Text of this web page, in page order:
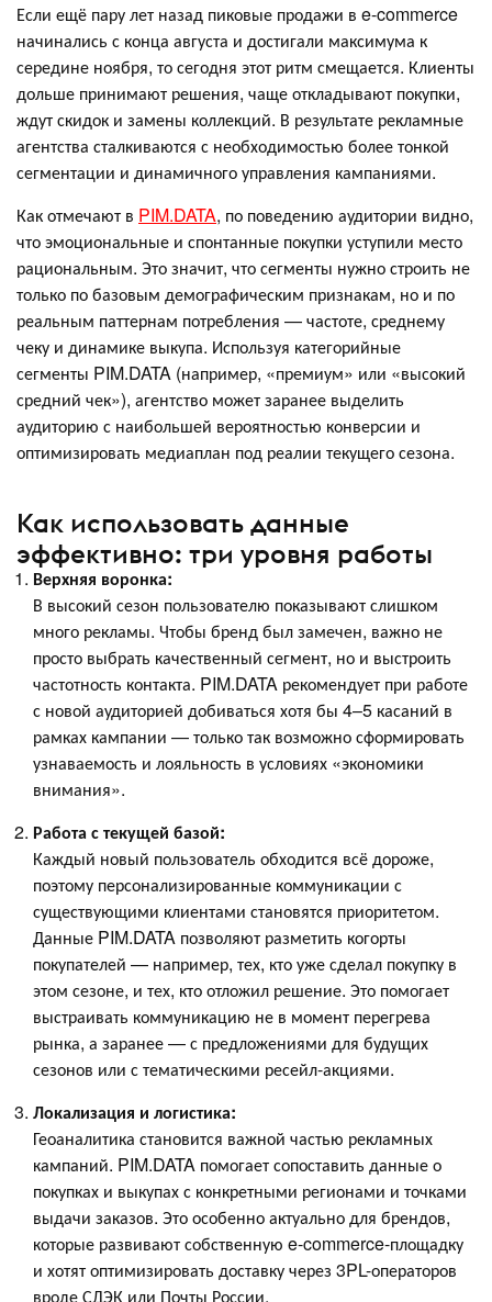
Если ещё пару лет назад пиковые продажи в e-commerce
начинались с конца августа и достигали максимума к
середине ноября, то сегодня этот ритм смещается. Клиенты
дольше принимают решения, чаще откладывают покупки,
ждут скидок и замены коллекций. В результате рекламные
агентства сталкиваются с необходимостью более тонкой
сегментации и динамичного управления кампаниями.
Как отмечают в PIM.DATA, по поведению аудитории видно,
что эмоциональные и спонтанные покупки уступили место
рациональным. Это значит, что сегменты нужно строить не
только по базовым демографическим признакам, но и по
реальным паттернам потребления — частоте, среднему
чеку и динамике выкупа. Используя категорийные
сегменты PIM.DATA (например, «премиум» или «высокий
средний чек»), агентство может заранее выделить
аудиторию с наибольшей вероятностью конверсии и
оптимизировать медиаплан под реалии текущего сезона.
Как использовать данные
эффективно: три уровня работы
Верхняя воронка:
В высокий сезон пользователю показывают слишком
много рекламы. Чтобы бренд был замечен, важно не
просто выбрать качественный сегмент, но и выстроить
частотность контакта. PIM.DATA рекомендует при работе
с новой аудиторией добиваться хотя бы 4–5 касаний в
рамках кампании — только так возможно сформировать
узнаваемость и лояльность в условиях «экономики
внимания».
Работа с текущей базой:
Каждый новый пользователь обходится всё дороже,
поэтому персонализированные коммуникации с
существующими клиентами становятся приоритетом.
Данные PIM.DATA позволяют разметить когорты
покупателей — например, тех, кто уже сделал покупку в
этом сезоне, и тех, кто отложил решение. Это помогает
выстраивать коммуникацию не в момент перегрева
рынка, а заранее — с предложениями для будущих
сезонов или с тематическими ресейл-акциями.
Локализация и логистика:
Геоаналитика становится важной частью рекламных
кампаний. PIM.DATA помогает сопоставить данные о
покупках и выкупах с конкретными регионами и точками
выдачи заказов. Это особенно актуально для брендов,
которые развивают собственную e-commerce-площадку
и хотят оптимизировать доставку через 3PL-операторов
вроде СДЭК или Почты России.